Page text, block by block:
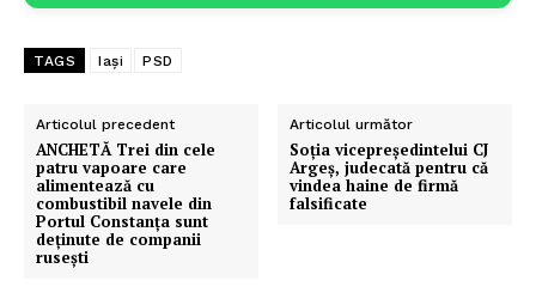
TAGS Iași PSD
Articolul precedent
ANCHETĂ Trei din cele
patru vapoare care
alimentează cu
combustibil navele din
Portul Constanța sunt
deținute de companii
rusești
Articolul următor
Soţia vicepreşedintelui CJ
Argeş, judecată pentru că
vindea haine de firmă
falsificate